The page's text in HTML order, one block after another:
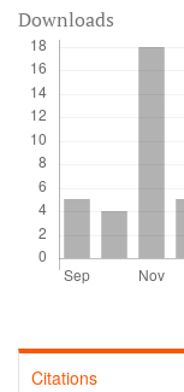
Downloads
Citations